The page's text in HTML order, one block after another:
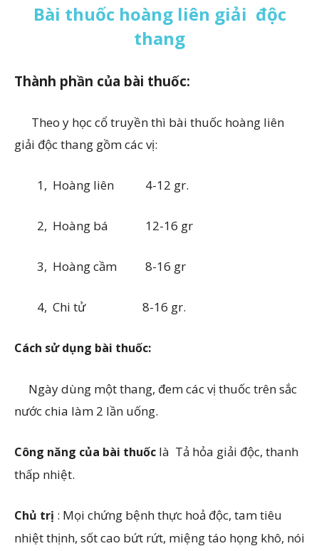
Bài thuốc hoàng liên giải độc
thang
Thành phần của bài thuốc:
Theo y học cổ truyền thì bài thuốc hoàng liên
giải độc thang gồm các vị:
1, Hoàng liên 4-12 gr.
2, Hoàng bá 12-16 gr
3, Hoàng cầm 8-16 gr
4, Chi tử 8-16 gr.
Cách sử dụng bài thuốc:
Ngày dùng một thang, đem các vị thuốc trên sắc
nước chia làm 2 lần uống.
Công năng của bài thuốc là Tả hỏa giải độc, thanh
thấp nhiệt.
Chủ trị : Mọi chứng bệnh thực hoả độc, tam tiêu
nhiệt thịnh, sốt cao bứt rứt, miệng táo họng khô, nói